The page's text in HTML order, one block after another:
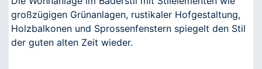
großzügigen Grünanlagen, rustikaler Hofgestaltung,
Holzbalkonen und Sprossenfenstern spiegelt den Stil
der guten alten Zeit wieder.